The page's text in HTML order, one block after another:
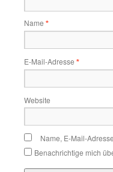
Name *
E-Mail-Adresse *
Website
Name, E-Mail-
Benachrichtige mich